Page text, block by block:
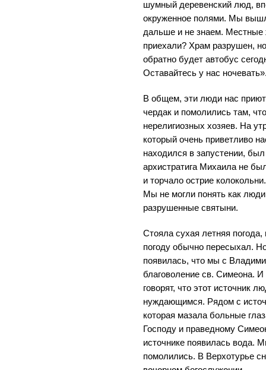
шумный деревенский люд,
окруженное полями. Мы
дальше и не знаем. Местные
приехали? Храм разрушен,
обратно будет автобус
Оставайтесь у нас
В общем, эти люди нас
чердак и помолились там,
нерелигиозных хозяев. На
который очень приветливо
находился в запустении,
архистратига Михаила не
и торчало острие
Мы не могли понять как
разрушенные святыни.
Стояла сухая летняя
погоду обычно пересыхал.
появилась, что мы с
благоволение св. Симеона.
говорят, что этот источник
нуждающимся. Рядом с
которая мазала больные
Господу и праведному
источнике появилась вода.
помолились. В Верхотурье